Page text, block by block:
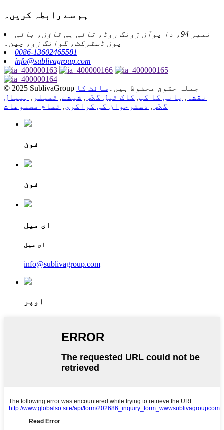
ہم سے رابطہ کریں۔
نمبر 94، دا یوآن ژونگ روڈ، تائی ہی ٹاؤن، بائی
یون ڈسٹرکٹ، گوانگ زو، چین۔
0086-13602465581
info@sublivagroup.com
© 2025 SublivaGroup جملہ حقوق محفوظ ہیں۔ سائٹ کا
نقشہ , پانی کا کپ, کاک ٹیل گلاس, شیشے, ٹمبلر , ہیبال
گلاس, دسترخوان کی کراکری, تمام مصنوعات
فون
فون
ای میل
ای میل
info@sublivagroup.com
اوپر